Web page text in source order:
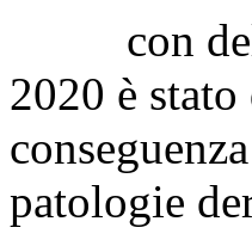
con
2020 è
patologie